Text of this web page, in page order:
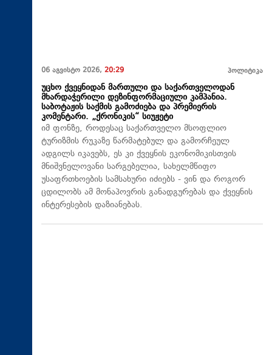
06 აგვისტო 2026, 20:29 პოლიტიკა
უცხო ქვეყნიდან მართული და საქართველოდან
მხარდაჭერილი დეზინფორმაციული კამპანია.
საბოტაჟის საქმის გამოძიება და პრემიერის
კომენტარი. „ქრონიკის“ სიუჟეტი
იმ ფონზე, როდესაც საქართველო მსოფლიო
ტურიზმის რუკაზე წარმატებულ და გამორჩეულ
ადგილს იკავებს, ეს კი ქვეყნის ეკონომიკისთვის
მნიშვნელოვანი სარგებელია, სახელმწიფო
უსაფრთხოების სამსახური იძიებს - ვინ და როგორ
ცდილობს ამ მონაპოვრის განადგურებას და ქვეყნის
ინტერესების დაზიანებას.